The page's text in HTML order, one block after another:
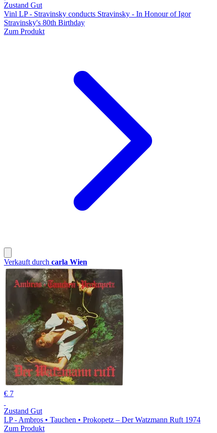
Zustand Gut
Vinl LP - Stravinsky conducts Stravinsky - In Honour of Igor
Stravinsky's 80th Birthday
Zum Produkt
Verkauft durch carla Wien
€ 7
Zustand Gut
LP - Ambros • Tauchen • Prokopetz – Der Watzmann Ruft 1974
Zum Produkt